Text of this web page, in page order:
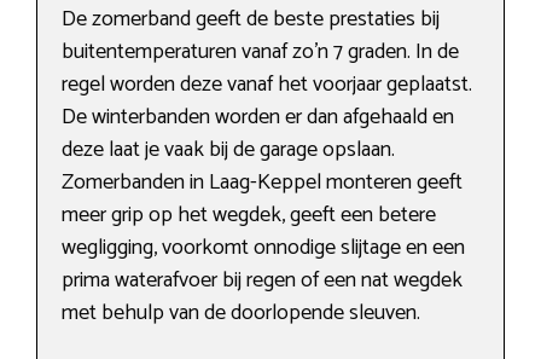
De zomerband geeft de beste prestaties bij
buitentemperaturen vanaf zo’n 7 graden. In de
regel worden deze vanaf het voorjaar geplaatst.
De winterbanden worden er dan afgehaald en
deze laat je vaak bij de garage opslaan.
Zomerbanden in Laag-Keppel monteren geeft
meer grip op het wegdek, geeft een betere
wegligging, voorkomt onnodige slijtage en een
prima waterafvoer bij regen of een nat wegdek
met behulp van de doorlopende sleuven.